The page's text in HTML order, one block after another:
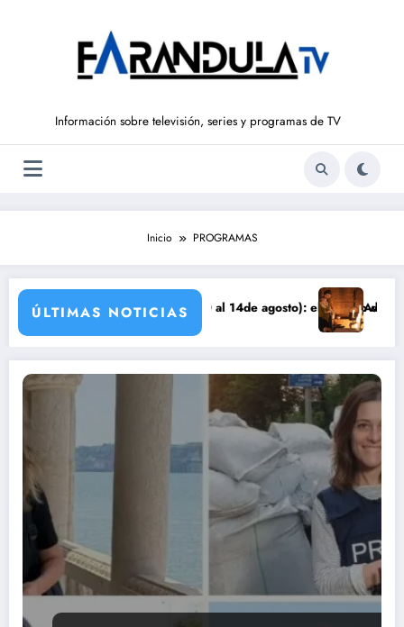
Información sobre televisión, series y programas de TV
Inicio PROGRAMAS
ÚLTIMAS NOTICIAS
(del 10 al 14de agosto): el secreto de Tasio sale a la luz
Avance VALLE SALVAJE (10